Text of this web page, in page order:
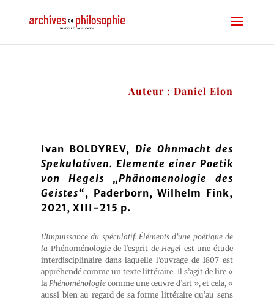
Auteur : Daniel Elon
Ivan BOLDYREV, Die Ohnmacht des
Spekulativen. Elemente einer Poetik
von Hegels „Phänomenologie des
Geistes“, Paderborn, Wilhelm Fink,
2021, XIII-215 p.
L’Impuissance du spéculatif. Éléments d’une poétique de
la Phénoménologie de l’esprit de Hegel est une étude
interdisciplinaire dans laquelle l’ouvrage de 1807 est
appréhendé comme un texte littéraire. Il s’agit de lire «
laPhénoménologie comme une œuvre d’art », et cela, «
aussi bien au regard de sa forme littéraire qu’au sens